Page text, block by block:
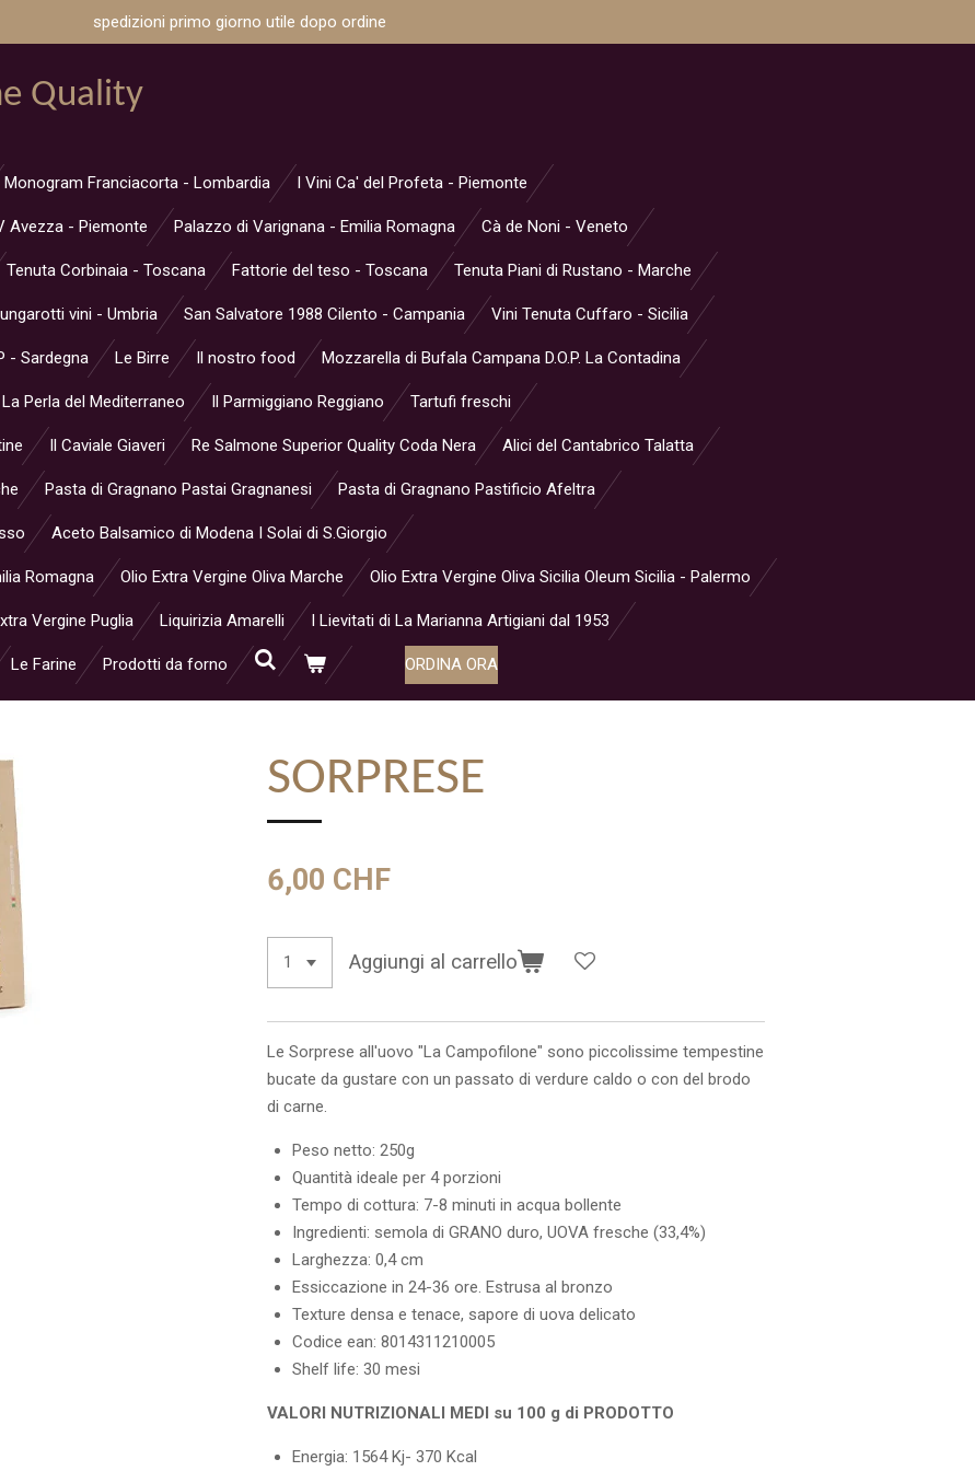
spedizioni primo giorno utile dopo ordine
Quality
Monogram Franciacorta - Lombardia I Vini Ca' del Profeta - Piemonte
Avezza - Piemonte Palazzo di Varignana - Emilia Romagna Cà de Noni - Veneto
Tenuta Corbinaia - Toscana Fattorie del teso - Toscana Tenuta Piani di Rustano - Marche
vini - Umbria San Salvatore 1988 Cilento - Campania Vini Tenuta Cuffaro - Sicilia
- Sardegna Le Birre Il nostro food Mozzarella di Bufala Campana D.O.P. La Contadina
Perla del Mediterraneo Il Parmiggiano Reggiano Tartufi freschi
Il Caviale Giaveri Re Salmone Superior Quality Coda Nera Alici del Cantabrico Talatta
Pasta di Gragnano Pastai Gragnanesi Pasta di Gragnano Pastificio Afeltra
Aceto Balsamico di Modena I Solai di S.Giorgio
Romagna Olio Extra Vergine Oliva Marche Olio Extra Vergine Oliva Sicilia Oleum Sicilia - Palermo
Vergine Puglia Liquirizia Amarelli I Lievitati di La Marianna Artigiani dal 1953
Le Farine Prodotti da forno ORDINA ORA
SORPRESE
6,00 CHF
Aggiungi al carrello
Le Sorprese all'uovo "La Campofilone" sono piccolissime tempestine
bucate da gustare con un passato di verdure caldo o con del brodo
di carne.
Peso netto: 250g
Quantità ideale per 4 porzioni
Tempo di cottura: 7-8 minuti in acqua bollente
Ingredienti: semola di GRANO duro, UOVA fresche (33,4%)
Larghezza: 0,4 cm
Essiccazione in 24-36 ore. Estrusa al bronzo
Texture densa e tenace, sapore di uova delicato
Codice ean: 8014311210005
Shelf life: 30 mesi
VALORI NUTRIZIONALI MEDI su 100 g di PRODOTTO
Energia: 1564 Kj- 370 Kcal